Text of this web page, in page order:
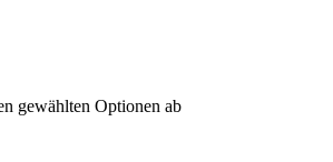
gewählten Optionen ab